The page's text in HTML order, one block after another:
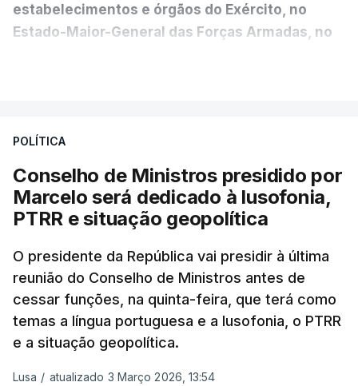
estabelecimentos e órgãos do Exército, no
Estado-Maior-General das Forças Armadas, no
Da sua experiência no terreno, é destacada a
Forças Nacionais Destacadas, como
comandante do 2.º Batalhão Mecanizado, da
Reserva Tática do Comandante da Força da
NATO no Kosovo, e, mais recentemente, na
MINUSCA, como 2.º comandante da Força
Militar da ONU para a República Centro-
Africana".
"Foi ainda
chefe do Branch de Apoio às
Operações na Divisão de Operações,
POLÍTICA
Conselho de Ministros presidido por
Marcelo será dedicado à lusofonia,
PTRR e situação geopolítica
O presidente da República vai presidir à última
reunião do Conselho de Ministros antes de
cessar funções, na quinta-feira, que terá como
temas a língua portuguesa e a lusofonia, o PTRR
e a situação geopolítica.
Lusa / atualizado 3 Março 2026, 13:54